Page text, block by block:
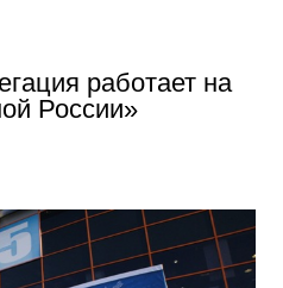
работает на
России»